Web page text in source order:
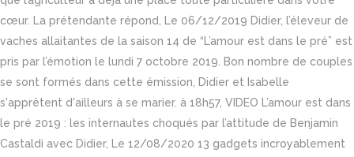
cœur. La prétendante répond, Le 06/12/2019 Didier, l’éleveur de
vaches allaitantes de la saison 14 de “L’amour est dans le pré” est
pris par l’émotion le lundi 7 octobre 2019. Bon nombre de couples
se sont formés dans cette émission, Didier et Isabelle
s'apprêtent d'ailleurs à se marier. à 18h57, VIDEO L’amour est dans
le pré 2019 : les internautes choqués par l’attitude de Benjamin
Castaldi avec Didier, Le 12/08/2020 13 gadgets incroyablement